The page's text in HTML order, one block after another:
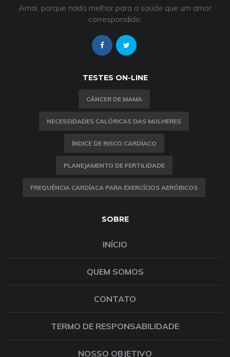
Amai, porque nada melhor para a saúde que um amor
correspondido.
TESTES ON-LINE
CÂNCER DE MAMA
NECESSIDADES CALÓRICAS DAS MULHERES
ÍNDICE DE RISCO CARDÍACO
PLANEJAMENTO DE FERTILIDADE
FREQUÊNCIA CARDÍACA PARA EXERCÍCIOS AERÓBICOS
SOBRE
INÍCIO
QUEM SOMOS
CONTATO
TERMO DE RESPONSABILIDADE
NOSSO OBJETIVO